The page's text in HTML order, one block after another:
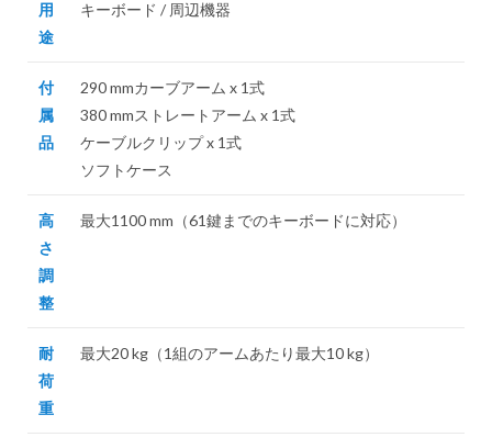
用
途
キーボード / 周辺機器
付
属
品
290 mmカーブアーム x 1式
380 mmストレートアーム x 1式
ケーブルクリップ x 1式
ソフトケース
高
さ
調
整
最大1100 mm（61鍵までのキーボードに対応）
耐
荷
重
最大20 kg（1組のアームあたり最大10 kg）